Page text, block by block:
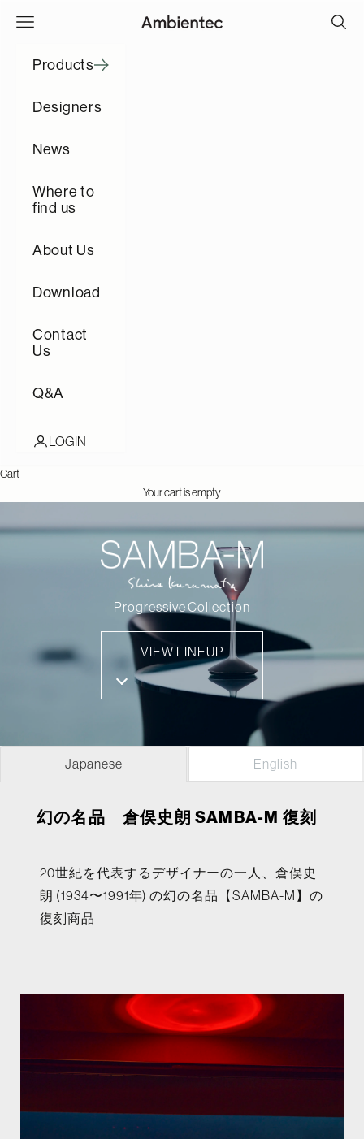
Ambientec
Open navigation menu Open
Products
Designers
News
Where to
find us
About Us
Download
Contact
Us
Q&A
LOGIN
Cart
Your cart is empty
Progressive Collection
VIEW LINEUP
Japanese English
幻の名品 倉俣史朗 SAMBA-M 復刻
20世紀を代表するデザイナーの一人、倉俣史
朗 (1934〜1991年) の幻の名品【SAMBA-M】の
復刻商品